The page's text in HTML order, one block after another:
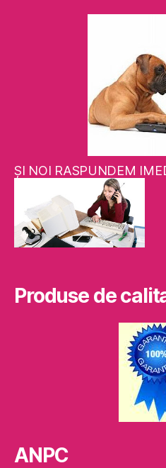
ŞI NOI RASPUNDEM
Produse de
ANPC